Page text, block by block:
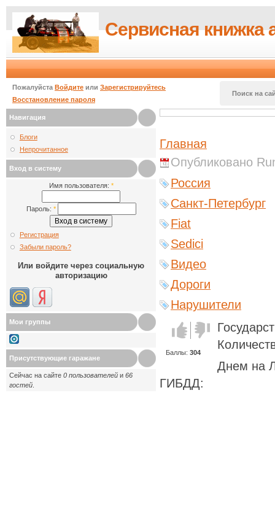
Сервисная книжка
Пожалуйста Войдите или Зарегистрируйтесь
Восстановление пароля
Поиск на
Навигация
Блоги
Непрочитанное
Вход в систему
Имя пользователя: *
Пароль: *
Регистрация
Забыли пароль?
Или войдите через социальную
авторизацию
Мои группы
Присутствующие гаражане
Сейчас на сайте 0 пользователей и 66
гостей
Главная
Опубликовано
Россия
Санкт-Петербург
Fiat
Sedici
Видео
Дороги
Нарушители
Голос за!Голос
против!
Баллы: 304
Днем на
ГИБДД: